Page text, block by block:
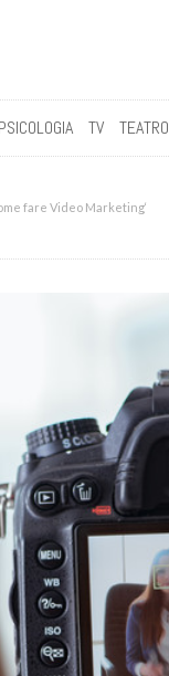
PSICOLOGIA TV TEATRO
fare Video Marketing‘